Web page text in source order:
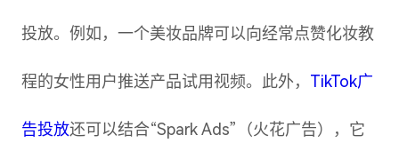
投放。例如，一个美妆品牌可以向经常点赞化妆教
程的女性用户推送产品试用视频。此外， TikTok广
告投放还可以结合“Spark Ads”（火花广告），它